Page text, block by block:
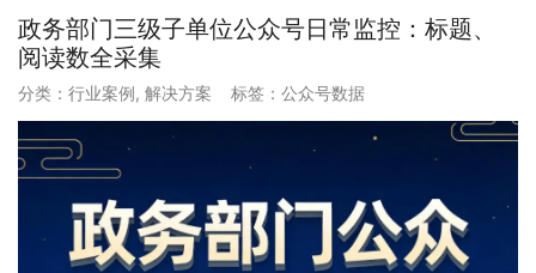
政务部门三级子单位公众号日常监控：标题、
阅读数全采集
分类： 行业案例, 解决方案 标签： 公众号数据